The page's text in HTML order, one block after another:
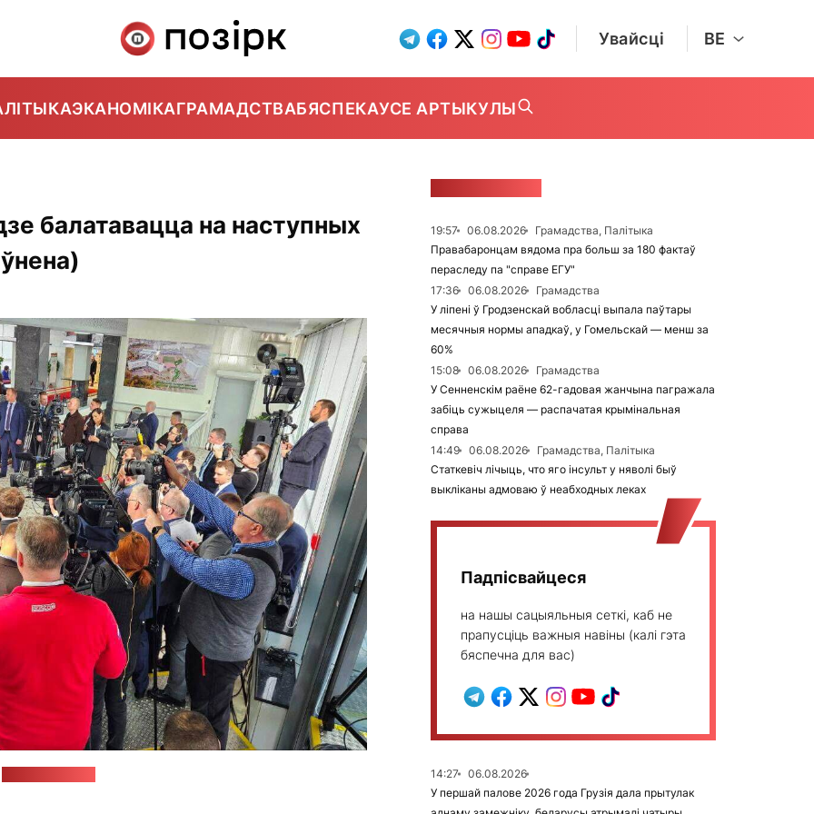
Увайсці BE
ЭКАНОМІКАГРАМАДСТВАБЯСПЕКАУСЕ АРТЫКУЛЫ
балатавацца на наступных
19:57 06.08.2026
Грамадства, Палітыка
Правабаронцам вядома пра больш за 180 фактаў
пераследу па "справе ЕГУ"
17:36
06.08.2026
Грамадства
У ліпені ў Гродзенскай вобласці выпала паўтары
месячныя нормы ападкаў, у Гомельскай — менш за
60%
15:08
06.08.2026
Грамадства
У Сенненскім раёне 62-гадовая жанчына пагражала
забіць сужыцеля — распачатая крымінальная
справа
14:49
06.08.2026
Грамадства, Палітыка
Статкевіч лічыць, что яго інсульт у няволі быў
выкліканы адмоваю ў неабходных леках
Падпісвайцеся
на нашы сацыяльныя сеткі, каб не
прапусціць важныя навіны (калі гэта
бяспечна для вас)
14:27
06.08.2026
У першай палове 2026 года Грузія дала прытулак